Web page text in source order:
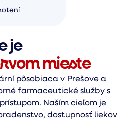
je
mieste
pôsobiaca v Prešove a
farmaceutické služby s
Naším cieľom je
dostupnosť liekov